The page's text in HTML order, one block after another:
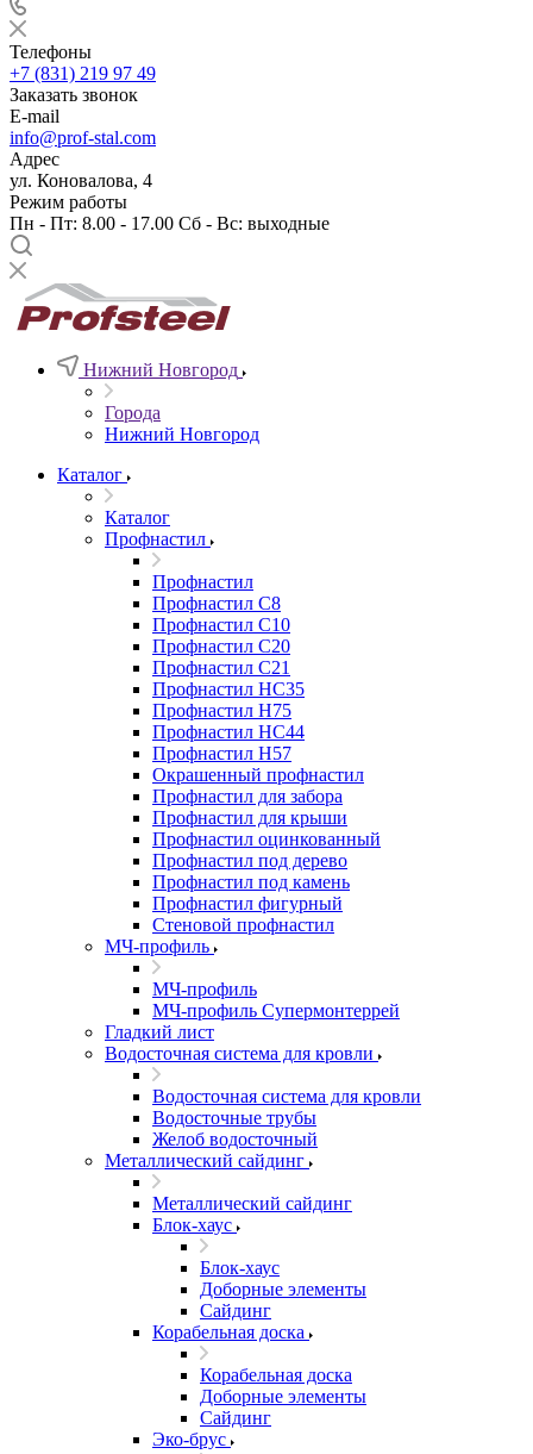
Телефоны
+7 (831) 219 97 49
Заказать звонок
E-mail
info@prof-stal.com
Адрес
ул. Коновалова, 4
Режим работы
Пн - Пт: 8.00 - 17.00 Сб - Вс: выходные
Нижний Новгород
Города
Нижний Новгород
Каталог
Каталог
Профнастил
Профнастил
Профнастил С8
Профнастил С10
Профнастил С20
Профнастил С21
Профнастил НС35
Профнастил Н75
Профнастил HC44
Профнастил Н57
Окрашенный профнастил
Профнастил для забора
Профнастил для крыши
Профнастил оцинкованный
Профнастил под дерево
Профнастил под камень
Профнастил фигурный
Стеновой профнастил
МЧ-профиль
МЧ-профиль
МЧ-профиль Супермонтеррей
Гладкий лист
Водосточная система для кровли
Водосточная система для кровли
Водосточные трубы
Желоб водосточный
Металлический сайдинг
Металлический сайдинг
Блок-хаус
Блок-хаус
Доборные элементы
Сайдинг
Корабельная доска
Корабельная доска
Доборные элементы
Сайдинг
Эко-брус